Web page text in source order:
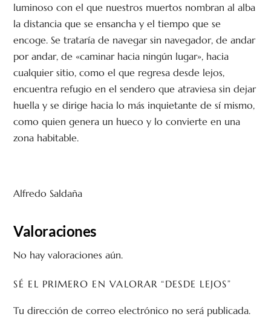
luminoso con el que nuestros muertos nombran al alba
la distancia que se ensancha y el tiempo que se
encoge. Se trataría de navegar sin navegador, de andar
por andar, de «caminar hacia ningún lugar», hacia
cualquier sitio, como el que regresa desde lejos,
encuentra refugio en el sendero que atraviesa sin dejar
huella y se dirige hacia lo más inquietante de sí mismo,
como quien genera un hueco y lo convierte en una
zona habitable.
Alfredo Saldaña
Valoraciones
No hay valoraciones aún.
SÉ EL PRIMERO EN VALORAR “DESDE LEJOS”
Tu dirección de correo electrónico no será publicada.